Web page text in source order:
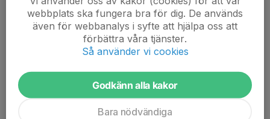
delaktighet ska utövas jämställt och oavsett bakgrund.
Allas rätt att vara med
Allas rätt att vara med innebär att alla som vill ska kunna vara
nationalitet, etniskt ursprung, religion, ålder, kön eller sexuell
läggning samt fysiska och psykiska förutsättningar, får vara
webbplats ska fungera bra för dig. De används
även för webbanalys i syfte att hjälpa oss att
förbättra våra tjänster.
Så använder vi cookies
Godkänn alla kakor
Bara nödvändiga